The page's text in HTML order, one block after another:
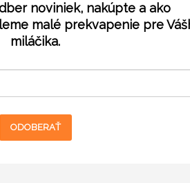
noviniek, nakúpte a ako
malé prekvapenie pre
miláčika.
ODOBERAŤ